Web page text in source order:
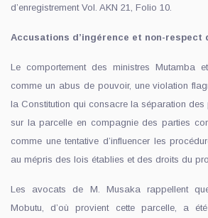
d’enregistrement Vol. AKN 21, Folio 10.
Accusations d’ingérence et non-respect
Le comportement des ministres Mutamba
comme un abus de pouvoir, une violation
la Constitution qui consacre la séparation des
sur la parcelle en compagnie des parties
comme une tentative d’influencer les
au mépris des lois établies et des droits du
Les avocats de M. Musaka rappellent
Mobutu, d’où provient cette parcelle, a